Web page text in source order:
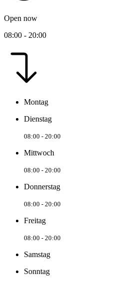
Open now
08:00 - 20:00
Montag
Dienstag
08:00 - 20:00
Mittwoch
08:00 - 20:00
Donnerstag
08:00 - 20:00
Freitag
08:00 - 20:00
Samstag
Sonntag